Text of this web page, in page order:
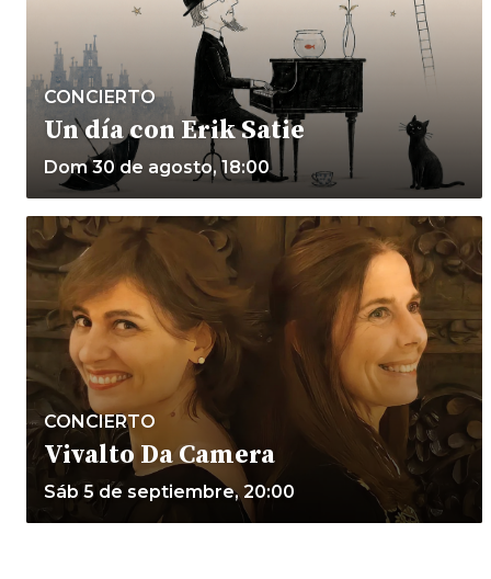
CONCIERTO
Un día con Erik Satie
Dom 30 de agosto, 18:00
CONCIERTO
Vivalto Da Camera
Sáb 5 de septiembre, 20:00